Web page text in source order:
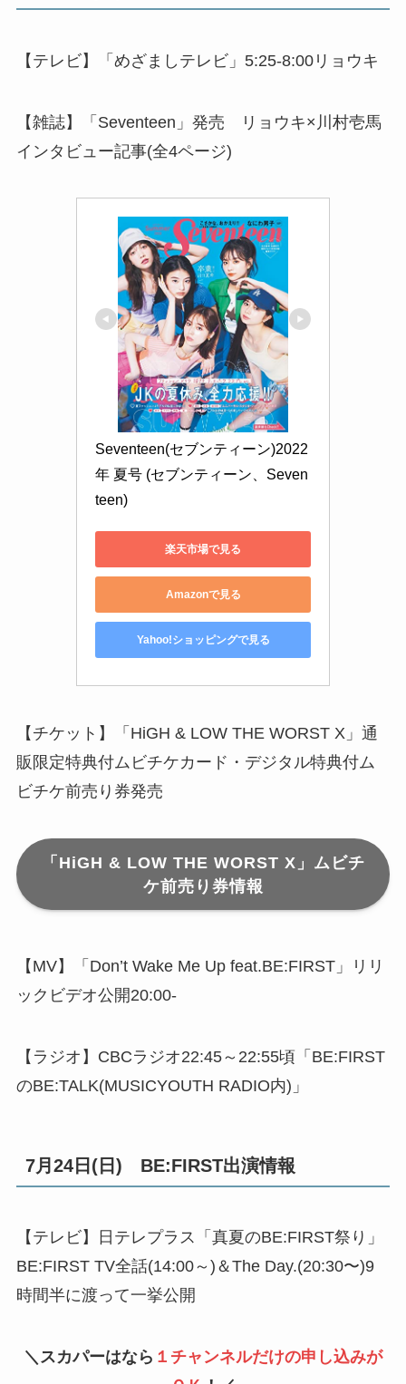
【テレビ】「めざましテレビ」5:25-8:00リョウキ
【雑誌】「Seventeen」発売 リョウキ×川村壱馬
インタビュー記事(全4ページ)
Seventeen(セブンティーン)2022
年 夏号 (セブンティーン、Seven
teen)
楽天市場で見る
Amazonで見る
Yahoo!ショッピングで見る
【チケット】「HiGH & LOW THE WORST X」通
販限定特典付ムビチケカード・デジタル特典付ム
ビチケ前売り券発売
「HiGH & LOW THE WORST X」ムビチ
ケ前売り券情報
【MV】「Don’t Wake Me Up feat.BE:FIRST」リリ
ックビデオ公開20:00-
【ラジオ】CBCラジオ22:45～22:55頃「BE:FIRST
のBE:TALK(MUSICYOUTH RADIO内)」
7月24日(日) BE:FIRST出演情報
【テレビ】日テレプラス「真夏のBE:FIRST祭り」
BE:FIRST TV全話(14:00～)＆The Day.(20:30〜)9
時間半に渡って一挙公開
＼スカパーはなら １チャンネルだけの申し込みが